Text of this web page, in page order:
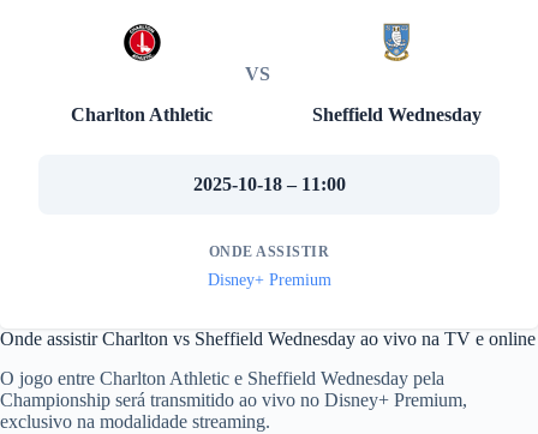
Charlton Athletic
VS
Sheffield Wednesday
2025-10-18 – 11:00
ONDE ASSISTIR
Disney+ Premium
Onde assistir Charlton vs Sheffield Wednesday ao vivo na TV e online
O jogo entre Charlton Athletic e Sheffield Wednesday pela
Championship será transmitido ao vivo no Disney+ Premium,
exclusivo na modalidade streaming.